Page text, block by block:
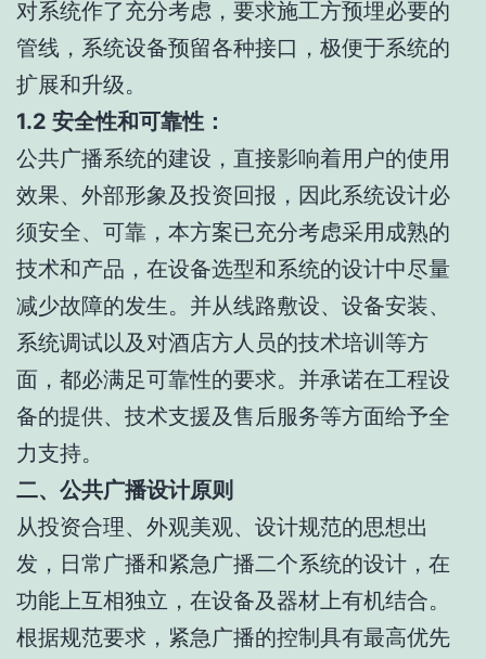
对系统作了充分考虑，要求施工方预埋必要的
管线，系统设备预留各种接口，极便于系统的
扩展和升级。
1.2 安全性和可靠性：
公共广播系统的建设，直接影响着用户的使用
效果、外部形象及投资回报，因此系统设计必
须安全、可靠，本方案已充分考虑采用成熟的
技术和产品，在设备选型和系统的设计中尽量
减少故障的发生。并从线路敷设、设备安装、
系统调试以及对酒店方人员的技术培训等方
面，都必满足可靠性的要求。并承诺在工程设
备的提供、技术支援及售后服务等方面给予全
力支持。
二、公共广播设计原则
从投资合理、外观美观、设计规范的思想出
发，日常广播和紧急广播二个系统的设计，在
功能上互相独立，在设备及器材上有机结合。
根据规范要求，紧急广播的控制具有最高优先